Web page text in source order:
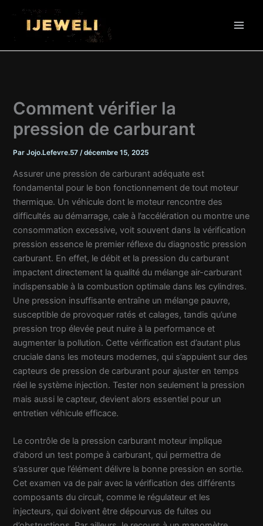
contenu
Comment vérifier la
pression de carburant
ParJojo.Lefevre.57/décembre 15, 2025
Assurer une pression de carburant adéquate est
fondamental pour le bon fonctionnement de tout moteur
thermique. Un véhicule dont le moteur rencontre des
difficultés au démarrage, cale à l’accélération ou montre une
consommation excessive, voit souvent dans la vérification
pression essence le premier réflexe du diagnostic pression
carburant. En effet, le débit et la pression du carburant
impactent directement la qualité du mélange air-carburant
indispensable à la combustion optimale dans les cylindres.
Une pression insuffisante entraîne un mélange pauvre,
susceptible de provoquer ratés et calages, tandis qu’une
pression trop élevée peut nuire à la performance et
augmenter la pollution. Cette vérification est d’autant plus
cruciale dans les moteurs modernes, qui s’appuient sur des
capteurs de pression de carburant pour ajuster en temps
réel le système injection. Tester non seulement la pression
mais aussi le capteur, devient alors essentiel pour un
entretien véhicule efficace.
Le contrôle de la pression carburant moteur implique
d’abord un test pompe à carburant, qui permettra de
s’assurer que l’élément délivre la bonne pression en sortie.
Cet examen va de pair avec la vérification des différents
composants du circuit, comme le régulateur et les
injecteurs, qui doivent être dépourvus de fuites ou